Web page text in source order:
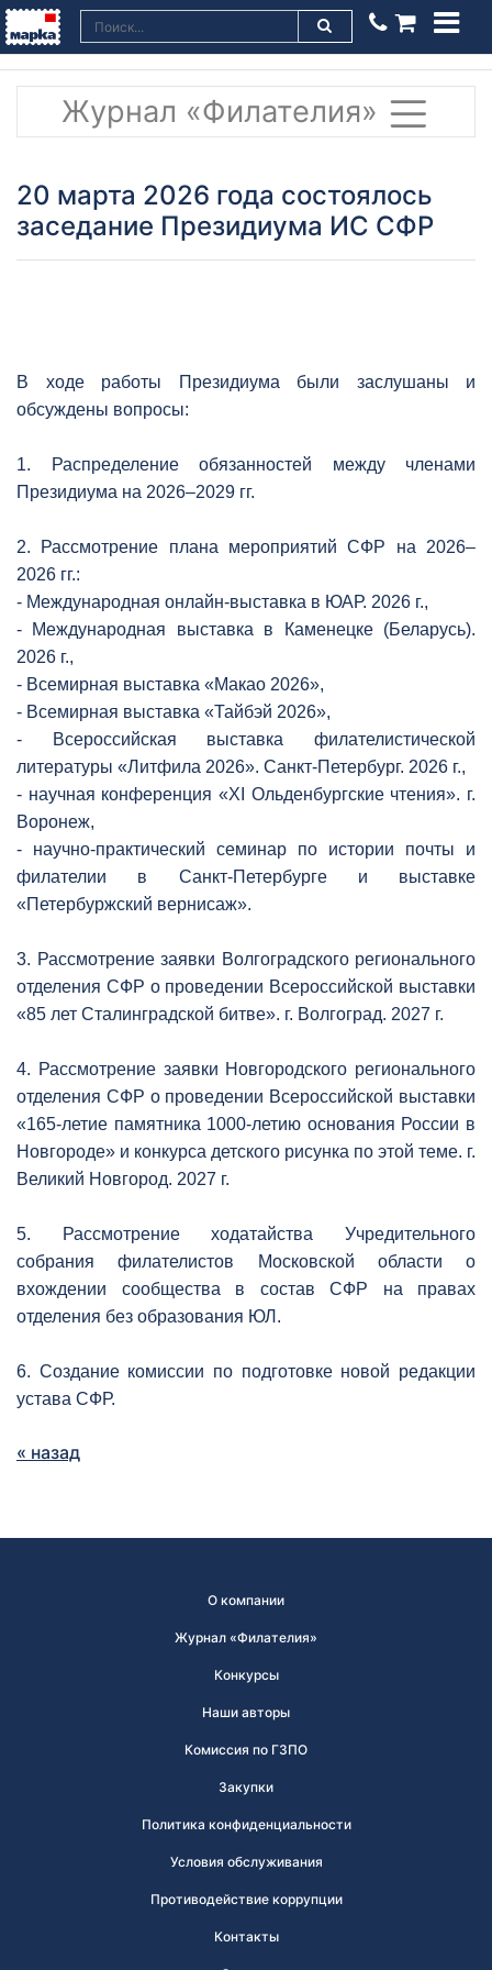
Журнал «Филателия»
20 марта 2026 года состоялось
заседание Президиума ИС СФР
В ходе работы Президиума были заслушаны и
обсуждены вопросы:
1. Распределение обязанностей между членами
Президиума на 2026–2029 гг.
2. Рассмотрение плана мероприятий СФР на 2026–
2026 гг.:
- Международная онлайн-выставка в ЮАР. 2026 г.,
- Международная выставка в Каменецке (Беларусь).
2026 г.,
- Всемирная выставка «Макао 2026»,
- Всемирная выставка «Тайбэй 2026»,
- Всероссийская выставка филателистической
литературы «Литфила 2026». Санкт-Петербург. 2026 г.,
- научная конференция «XI Ольденбургские чтения». г.
Воронеж,
- научно-практический семинар по истории почты и
филателии в Санкт-Петербурге и выставке
«Петербуржский вернисаж».
3. Рассмотрение заявки Волгоградского регионального
отделения СФР о проведении Всероссийской выставки
«85 лет Сталинградской битве». г. Волгоград. 2027 г.
4. Рассмотрение заявки Новгородского регионального
отделения СФР о проведении Всероссийской выставки
«165-летие памятника 1000-летию основания России в
Новгороде» и конкурса детского рисунка по этой теме. г.
Великий Новгород. 2027 г.
5. Рассмотрение ходатайства Учредительного
собрания филателистов Московской области о
вхождении сообщества в состав СФР на правах
отделения без образования ЮЛ.
6. Создание комиссии по подготовке новой редакции
устава СФР.
« назад
О компании
Журнал «Филателия»
Конкурсы
Наши авторы
Комиссия по ГЗПО
Закупки
Политика конфиденциальности
Условия обслуживания
Противодействие коррупции
Контакты